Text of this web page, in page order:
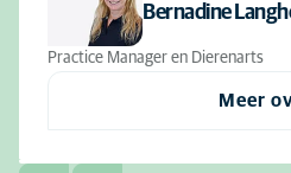
Bernadine
Practice Manager en Dierenarts
Meer